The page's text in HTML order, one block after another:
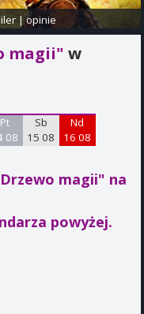
|opinie
magii" w
Pt
08
Sb
15 08
Nd
16 08
magii" na
powyżej.